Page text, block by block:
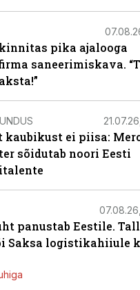
pika ajalooga
saneerimiskava.
ei piisa:
sõidutab noori Eesti
panustab Eestile.
Saksa logistikahiiule